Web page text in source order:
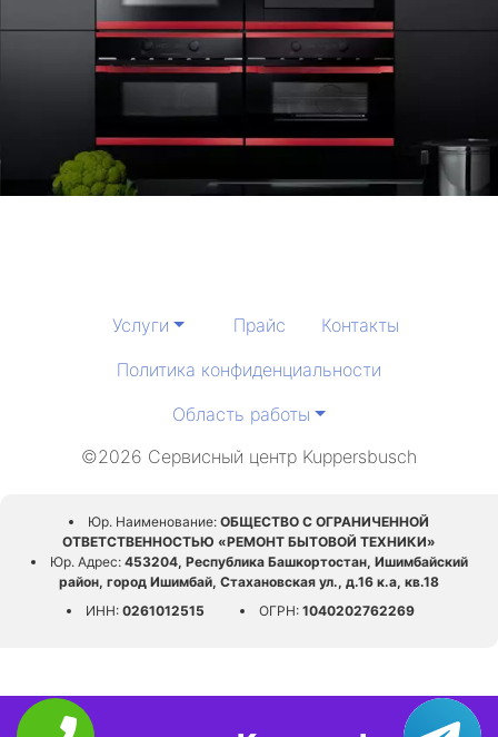
Услуги Прайс
Контакты
Политика конфиденциальности
Область работы
©2026 Сервисный центр Kuppersbusch
Юр. Наименование: ОБЩЕСТВО С ОГРАНИЧЕННОЙ
ОТВЕТСТВЕННОСТЬЮ «РЕМОНТ БЫТОВОЙ ТЕХНИКИ»
Юр. Адрес:453204, Республика Башкортостан, Ишимбайский
район, город Ишимбай, Стахановская ул., д.16 к.а, кв.18
ИНН:0261012515 ОГРН:1040202762269